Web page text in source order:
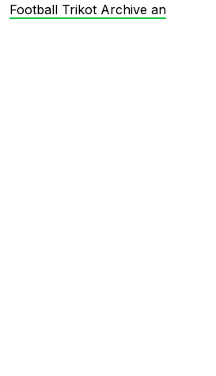
Football Trikot Archive an